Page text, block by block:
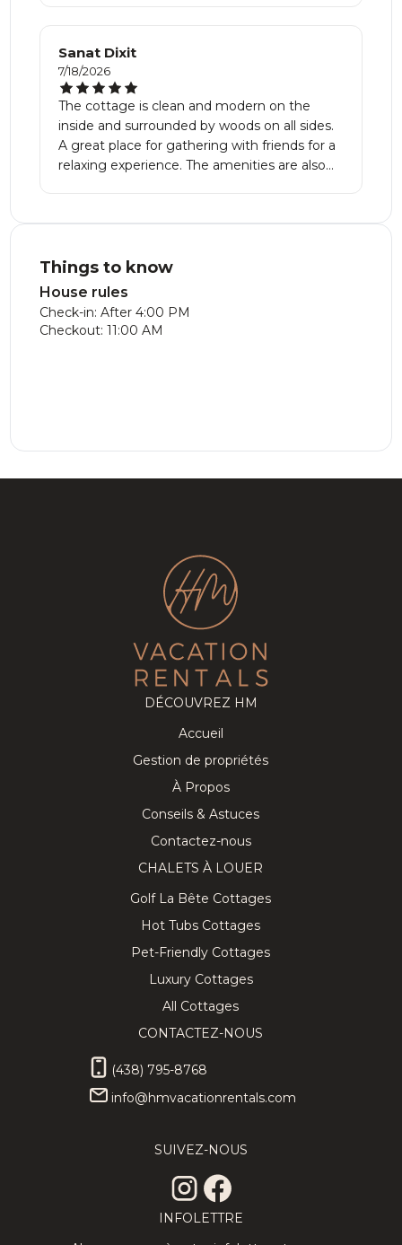
Sanat Dixit
7/18/2026
The cottage is clean and modern on the
inside and surrounded by woods on all sides.
A great place for gathering with friends for a
relaxing experience. The amenities are also
Things to know
House rules
Check-in: After 4:00 PM
Checkout: 11:00 AM
DÉCOUVREZ HM
Accueil
Gestion de propriétés
À Propos
Conseils & Astuces
Contactez-nous
CHALETS À LOUER
Golf La Bête Cottages
Hot Tubs Cottages
Pet-Friendly Cottages
Luxury Cottages
All Cottages
CONTACTEZ-NOUS
(438) 795-8768
info@hmvacationrentals.com
SUIVEZ-NOUS
INFOLETTRE